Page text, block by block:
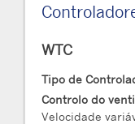
WTC
Tipo de
Controlo do
Velocidade